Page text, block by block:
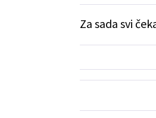
Za sada svi